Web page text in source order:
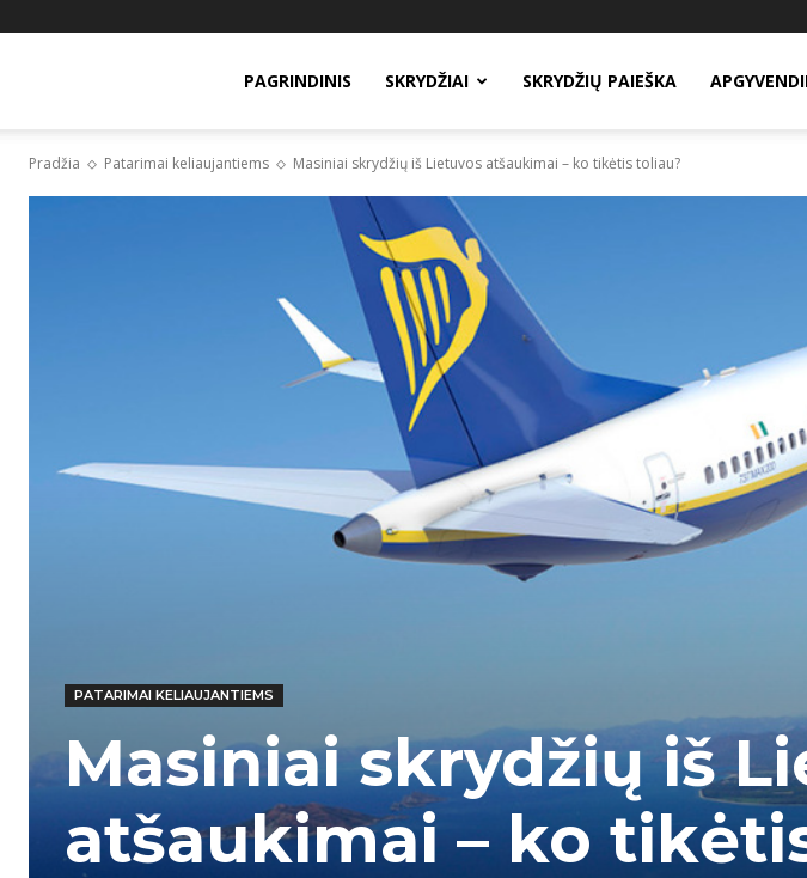
PAGRINDINIS SKRYDŽIAI SKRYDŽIŲ PAIEŠKA
Pradžia Patarimai keliaujantiems Masiniai skrydžių iš Lietuvos atšaukimai – ko tikėtis toliau?
PATARIMAI KELIAUJANTIEMS
Masiniai skrydžių iš
atšaukimai – ko